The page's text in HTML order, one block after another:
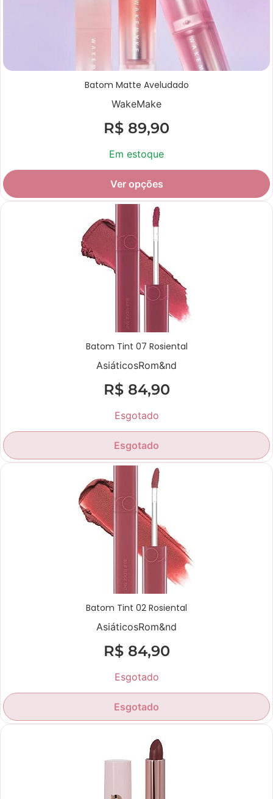
Batom Matte Aveludado
WakeMake
R$ 89,90
Em estoque
Ver opções
Batom Tint 07 Rosiental
AsiáticosRom&nd
R$84,90
Esgotado
Esgotado
Batom Tint 02 Rosiental
AsiáticosRom&nd
R$84,90
Esgotado
Esgotado